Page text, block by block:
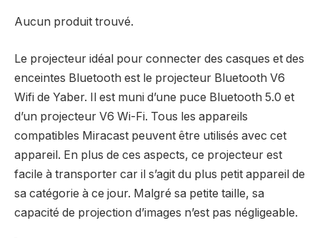
Aucun produit trouvé.
Le projecteur idéal pour connecter des casques et des
enceintes Bluetooth est le projecteur Bluetooth V6
Wifi de Yaber. Il est muni d’une puce Bluetooth 5.0 et
d’un projecteur V6 Wi-Fi. Tous les appareils
compatibles Miracast peuvent être utilisés avec cet
appareil. En plus de ces aspects, ce projecteur est
facile à transporter car il s’agit du plus petit appareil de
sa catégorie à ce jour. Malgré sa petite taille, sa
capacité de projection d’images n’est pas négligeable.